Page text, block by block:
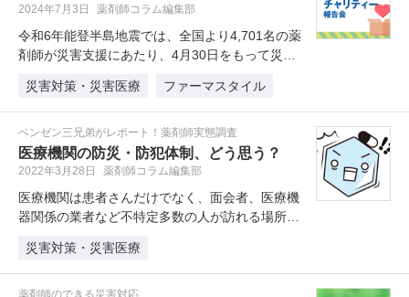
2024年7月3日 薬剤師コラム編集部
令和6年能登半島地震では、全国より4,701名の薬
剤師が災害支援にあたり、4月30日をもって災害
災害対策・災害医療
ファーマスタイル
ベンゼン三兄弟がレポート！薬剤師実態調査
医療機関の防災・防犯体制、どう思う？
2022年3月28日 薬剤師コラム編集部
医療機関は患者さんだけでなく、面会者、医療機
器関係の業者など不特定多数の人が訪れる場所で
災害対策・災害医療
薬剤師のできる災害対応